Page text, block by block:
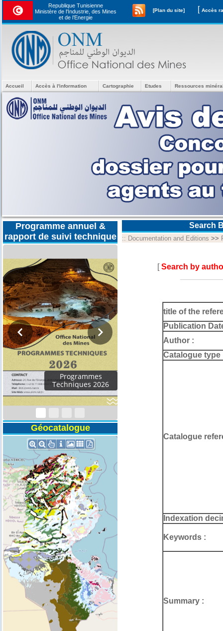
Republique Tunisienne
Ministère de l'Industrie, des Mines
et de l’Energie
[Plan du site] [
Accueil Accès à l'information Cartographie Etudes Ressources
Programme annuel &
rapport de suivi technique
Rapport d'activités
2024
Géocatalogue
Search
:: Documentation and Editions >>
[Search by
title of the
Publication
Author :
Catalogue type
Catalogue
Indexation
Keywords :
Summary :